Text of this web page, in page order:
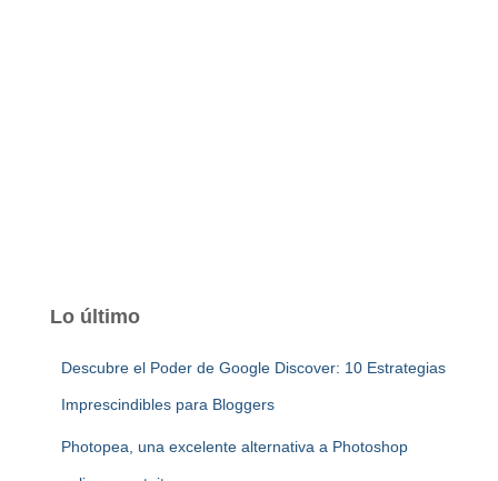
Lo último
Descubre el Poder de Google Discover: 10 Estrategias
Imprescindibles para Bloggers
Photopea, una excelente alternativa a Photoshop